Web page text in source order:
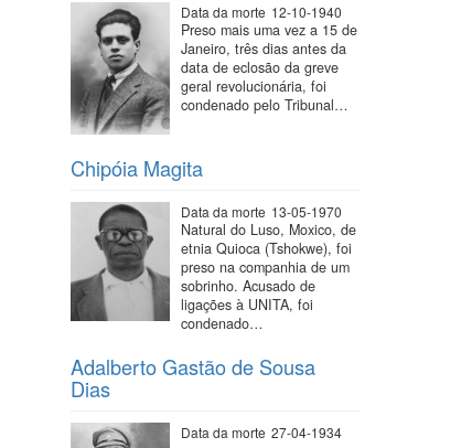
Data da morte 12-10-1940
Preso mais uma vez a 15 de
Janeiro, três dias antes da
data de eclosão da greve
geral revolucionária, foi
condenado pelo Tribunal…
Chipóia Magita
Data da morte 13-05-1970
Natural do Luso, Moxico, de
etnia Quioca (Tshokwe), foi
preso na companhia de um
sobrinho. Acusado de
ligações à UNITA, foi
condenado…
Adalberto Gastão de Sousa
Dias
Data da morte 27-04-1934